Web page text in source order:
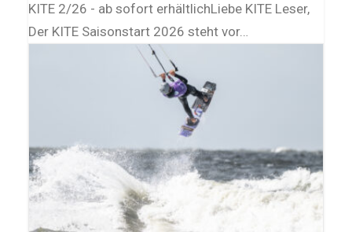
KITE 2/26 - ab sofort erhältlichLiebe KITE Leser,
Der KITE Saisonstart 2026 steht vor…